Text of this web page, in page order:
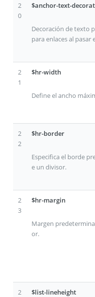
2
0
$anchor-text-
Decoración de texto
para enlaces al pasar
2
1
$hr-width
Define el ancho
2
2
$hr-border
Especifica el borde
e un divisor.
2
3
$hr-margin
Margen
or.
2
$list-lineheight